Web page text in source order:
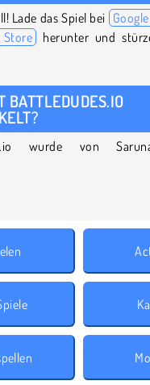
Lade das Spiel bei
herunter und
BATTLEDUDES.IO
wurde von